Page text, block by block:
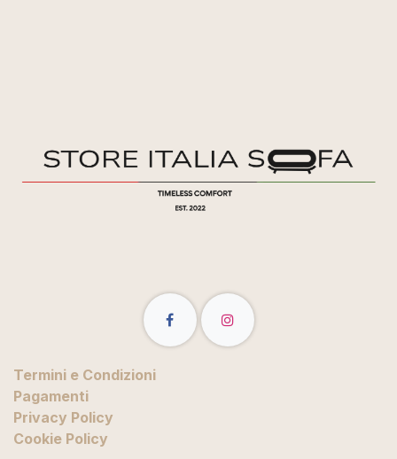
Termini e Condizioni
Pagamenti
Privacy Policy
Cookie Policy